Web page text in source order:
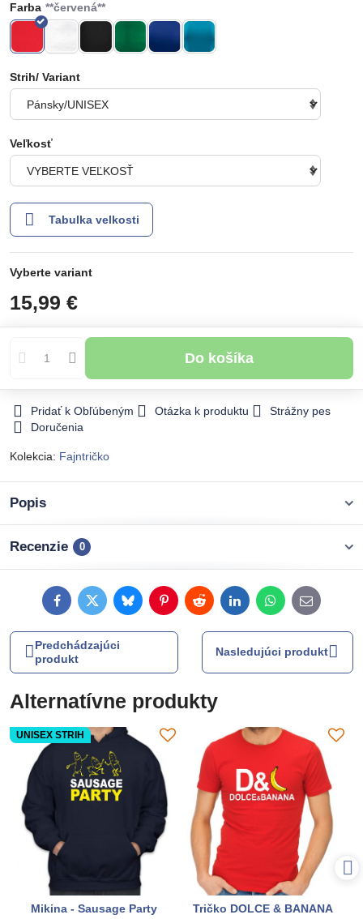
Farba
Strih/ Variant
Veľkosť
Tabulka velkosti
Vyberte variant
15,99 €
Do košíka
Pridať k Obľúbeným Otázka k produktu
Strážny pes
Doručenia
Kolekcia: Fajntričko
Popis
Recenzie 0
FacebookTwitterBlueskyPinterestRedditLinkedInWhatsApp
E-
mail
Predchádzajúci
produkt
Nasledujúci produkt
Alternatívne produkty
UNISEX STRIH
Mikina - Sausage Party Tričko DOLCE & BANANA